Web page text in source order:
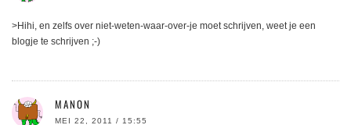
>Hihi, en zelfs over niet-weten-waar-over-je moet schrijven, weet je een
blogje te schrijven ;-)
MANON
MEI 22, 2011 / 15:55